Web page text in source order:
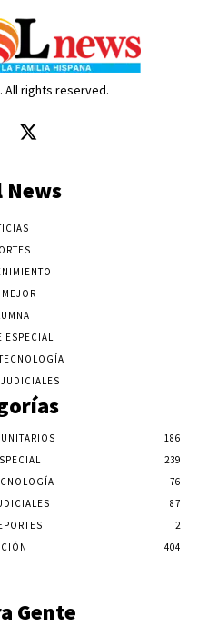
All rights reserved.
News
ESPECIAL
186
239
76
87
2
404
Gente